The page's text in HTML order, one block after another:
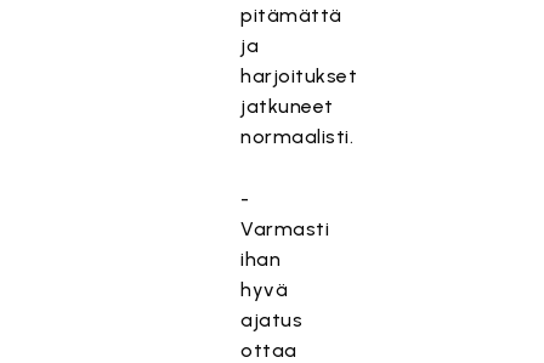
pitämättä
ja
harjoitukset
jatkuneet
normaalisti.
-
Varmasti
ihan
hyvä
ajatus
ottaa